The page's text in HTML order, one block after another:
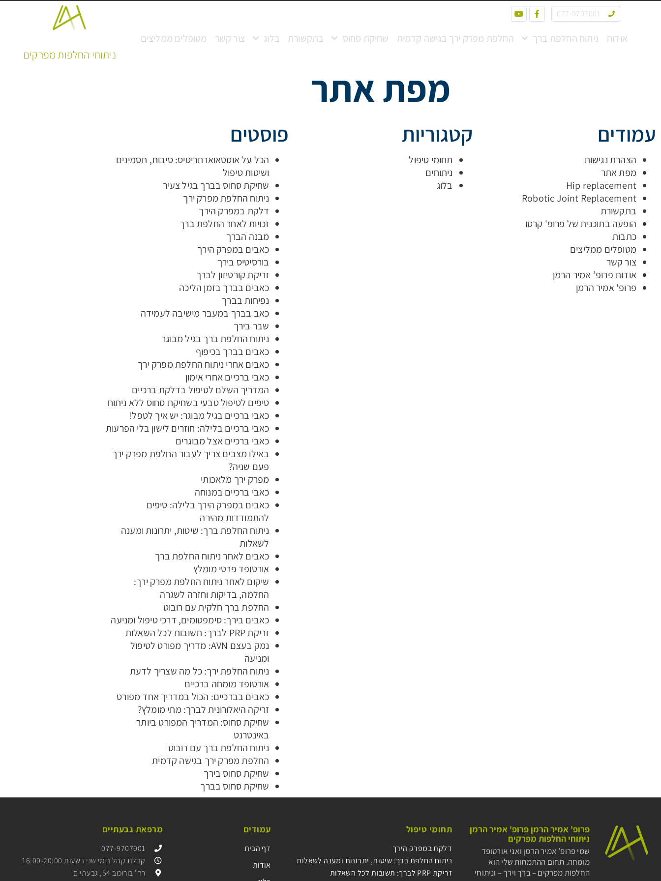
077-9707001
אודות ניתוח החלפת ברך החלפת מפרק ירך בגישה קדמית שחיקת סחוס בתקשורת בלוג צור קשר מטופלים ממליצים
ניתוחי החלפות מפרקים
מפת אתר
עמודים
הצהרת נגישות
מפת אתר
Hip replacement
Robotic Joint Replacement
בתקשורת
הופעה בתוכנית של פרופ' קרסו
כתבות
מטופלים ממליצים
צור קשר
אודות פרופ’ אמיר הרמן
פרופ' אמיר הרמן
קטגוריות
תחומי טיפול
ניתוחים
בלוג
פוסטים
הכל על אוסטאוארתריטיס: סיבות, תסמינים
ושיטות טיפול
שחיקת סחוס בברך בגיל צעיר
ניתוח החלפת מפרק ירך
דלקת במפרק הירך
זכויות לאחר החלפת ברך
מבנה הברך
כאבים במפרק הירך
בורסיטיס בירך
זריקת קורטיזון לברך
כאבים בברך בזמן הליכה
נפיחות בברך
כאב בברך במעבר מישיבה לעמידה
שבר בירך
ניתוח החלפת ברך בגיל מבוגר
כאבים בברך בכיפוף
כאבים אחרי ניתוח החלפת מפרק ירך
כאבי ברכיים אחרי אימון
המדריך השלם לטיפול בדלקת ברכיים
טיפים לטיפול טבעי בשחיקת סחוס ללא ניתוח
כאבי ברכיים בגיל מבוגר: יש איך לטפל!
כאבי ברכיים בלילה: חוזרים לישון בלי הפרעות
כאבי ברכיים אצל מבוגרים
באילו מצבים צריך לעבור החלפת מפרק ירך
פעם שניה?
מפרק ירך מלאכותי
כאבי ברכיים במנוחה
כאבים במפרק הירך בלילה: טיפים
להתמודדות מהירה
ניתוח החלפת ברך: שיטות, יתרונות ומענה
לשאלות
כאבים לאחר ניתוח החלפת ברך
אורטופד פרטי מומלץ
שיקום לאחר ניתוח החלפת מפרק ירך:
החלמה, בדיקות וחזרה לשגרה
החלפת ברך חלקית עם רובוט
כאבים בירך: סימפטומים, דרכי טיפול ומניעה
זריקת PRP לברך: תשובות לכל השאלות
נמק בעצם AVN: מדריך מפורט לטיפול
ומניעה
ניתוח החלפת ירך: כל מה שצריך לדעת
אורטופד מומחה ברכיים
כאבים בברכיים: הכול במדריך אחד מפורט
זריקה היאלורונית לברך: מתי מומלץ?
שחיקת סחוס: המדריך המפורט ביותר
באינטרנט
ניתוח החלפת ברך עם רובוט
החלפת מפרק ירך בגישה קדמית
שחיקת סחוס בירך
שחיקת סחוס בברך
פרופ' אמיר הרמן פרופ' אמיר הרמן
ניתוחי החלפות מפרקים
שמי פרופ’ אמיר הרמן ואני אורטופד
מומחה. תחום ההתמחות שלי הוא
החלפות מפרקים – ברך וירך – וניתוחי
תחומי טיפול
דלקת במפרק הירך
ניתוח החלפת ברך: שיטות, יתרונות ומענה לשאלות
זריקת PRP לברך: תשובות לכל השאלות
עמודים
דף הבית
אודות
מרפאת גבעתיים
077-9707001
קבלת קהל בימי שני בשעות 16:00-20:00
רח’ בורוכוב 54, גבעתיים